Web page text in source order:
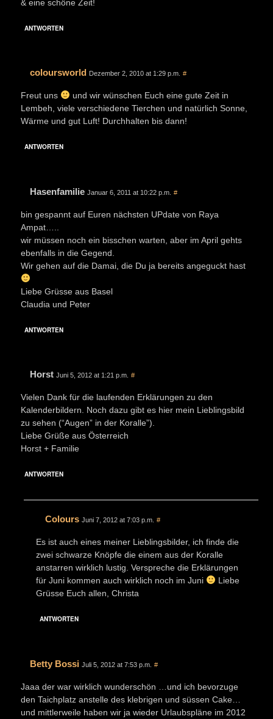
& eine schöne Zeit!
ANTWORTEN
coloursworld Dezember 2, 2010 at 1:29 p.m. #
Freut uns
und wir wünschen Euch eine gute Zeit in
Lembeh, viele verschiedene Tierchen und natürlich Sonne,
Wärme und gut Luft! Durchhalten bis dann!
ANTWORTEN
Hasenfamilie Januar 6, 2011 at 10:22 p.m. #
bin gespannt auf Euren nächsten UPdate von Raya
Ampat…..
wir müssen noch ein bisschen warten, aber im April gehts
ebenfalls in die Gegend.
Wir gehen auf die Damai, die Du ja bereits angeguckt hast
Liebe Grüsse aus Basel
Claudia und Peter
ANTWORTEN
Horst Juni 5, 2012 at 1:21 p.m. #
Vielen Dank für die laufenden Erklärungen zu den
Kalenderbildern. Noch dazu gibt es hier mein Lieblingsbild
zu sehen (“Augen” in der Koralle”).
Liebe Grüße aus Österreich
Horst + Familie
ANTWORTEN
Colours Juni 7, 2012 at 7:03 p.m. #
Es ist auch eines meiner Lieblingsbilder, ich finde die
zwei schwarze Knöpfe die einem aus der Koralle
anstarren wirklich lustig. Verspreche die Erklärungen
für Juni kommen auch wirklich noch im Juni
Liebe
Grüsse Euch allen, Christa
ANTWORTEN
Betty Bossi Juli 5, 2012 at 7:53 p.m. #
Jaaa der war wirklich wunderschön …und ich bevorzuge
den Taichplatz anstelle des klebrigen und süssen Cake…
und mittlerweile haben wir ja wieder Urlaubspläne im 2012